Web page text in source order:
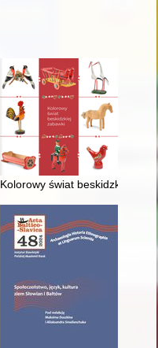
Kolorowy świat beskidzkiej